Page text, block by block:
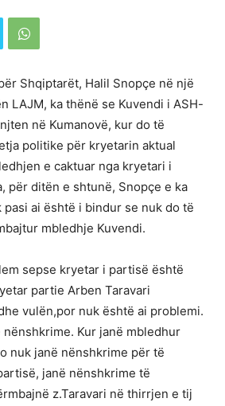
Shqiptarët, Halil Snopçe në një
LAJM, ka thënë se Kuvendi i ASH-
në Kumanovë, kur do të
politike për kryetarin aktual
e caktuar nga kryetari i
për ditën e shtunë, Snopçe e ka
ai është i bindur se nuk do të
mbledhje Kuvendi.
sepse kryetar i partisë është
partie Arben Taravari
vulën,por nuk është ai problemi.
Kur janë mbledhur
nuk janë nënshkrime për të
janë nënshkrime të
z.Taravari në thirrjen e tij